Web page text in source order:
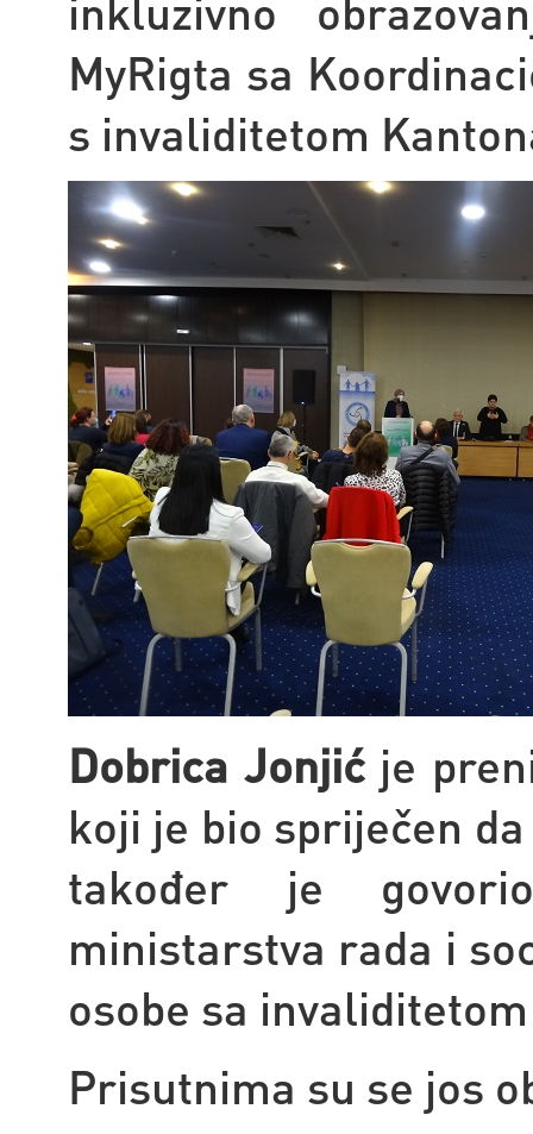
MyRigta sa
s invaliditetom
Dobrica Jonjićje
koji je bio spriječen
također je
ministarstva rada i
osobe sa
Prisutnima su se jos